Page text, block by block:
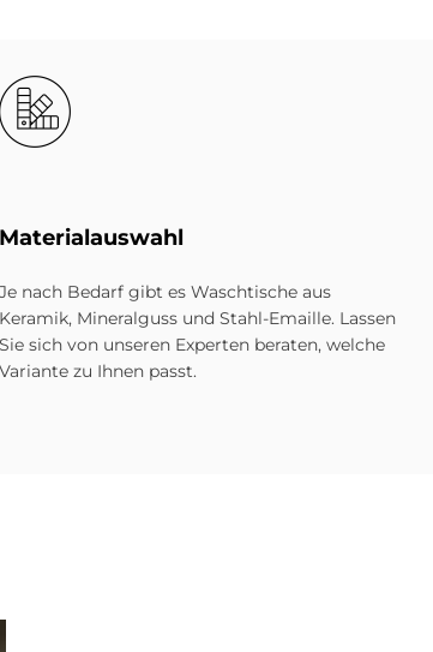
Bild
Ma­te­ri­al­aus­wahl
Je nach Bedarf gibt es Wasch­tische aus
Keramik, Mineral­guss und Stahl-Emaille. Lassen
Sie sich von unseren Ex­perten beraten, welche
Variante zu Ihnen passt.